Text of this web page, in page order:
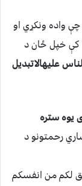
واده ونکړي او
خپل ځان د
علیهالاتبدیل
یوه ستره
رحمتونو د
لکم من انفسکم